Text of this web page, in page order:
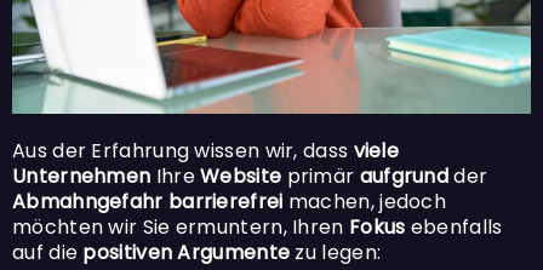
Aus der Erfahrung wissen wir, dass viele
Unternehmen IhreWebsite primär aufgrundder
Abmahngefahr barrierefrei machen, jedoch
möchten wir Sie ermuntern, Ihren Fokus ebenfalls
auf die positiven Argumente zu legen: